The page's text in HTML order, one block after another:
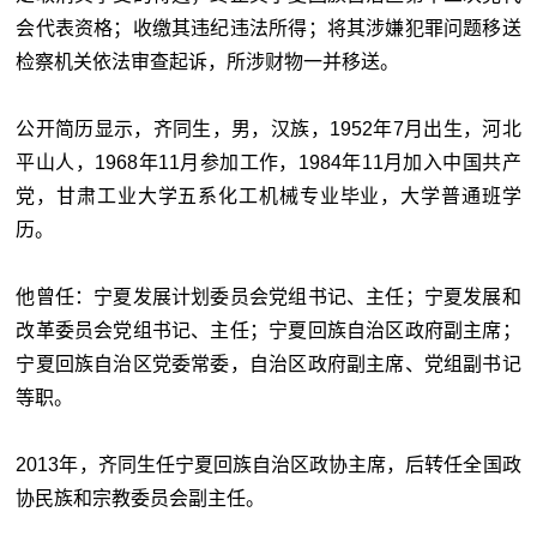
会代表资格；收缴其违纪违法所得；将其涉嫌犯罪问题移送
检察机关依法审查起诉，所涉财物一并移送。
公开简历显示，齐同生，男，汉族，1952年7月出生，河北
平山人，1968年11月参加工作，1984年11月加入中国共产
党，甘肃工业大学五系化工机械专业毕业，大学普通班学
历。
他曾任：宁夏发展计划委员会党组书记、主任；宁夏发展和
改革委员会党组书记、主任；宁夏回族自治区政府副主席；
宁夏回族自治区党委常委，自治区政府副主席、党组副书记
等职。
2013年，齐同生任宁夏回族自治区政协主席，后转任全国政
协民族和宗教委员会副主任。